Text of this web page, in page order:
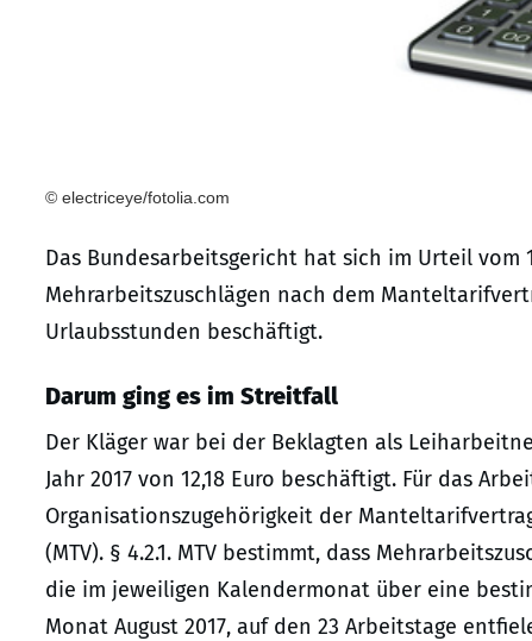
© electriceye/fotolia.com
Das Bundesarbeitsgericht hat sich im Urteil vom
Mehrarbeitszuschlägen nach dem
Urlaubsstunden beschäftigt.
Darum ging es im Streitfall
Der Kläger war bei der Beklagten als
Jahr 2017 von 12,18 Euro beschäftigt. Für das
Organisationszugehörigkeit der
(MTV). § 4.2.1. MTV bestimmt, dass
die im jeweiligen Kalendermonat über eine
Monat August 2017, auf den 23 Arbeitstage